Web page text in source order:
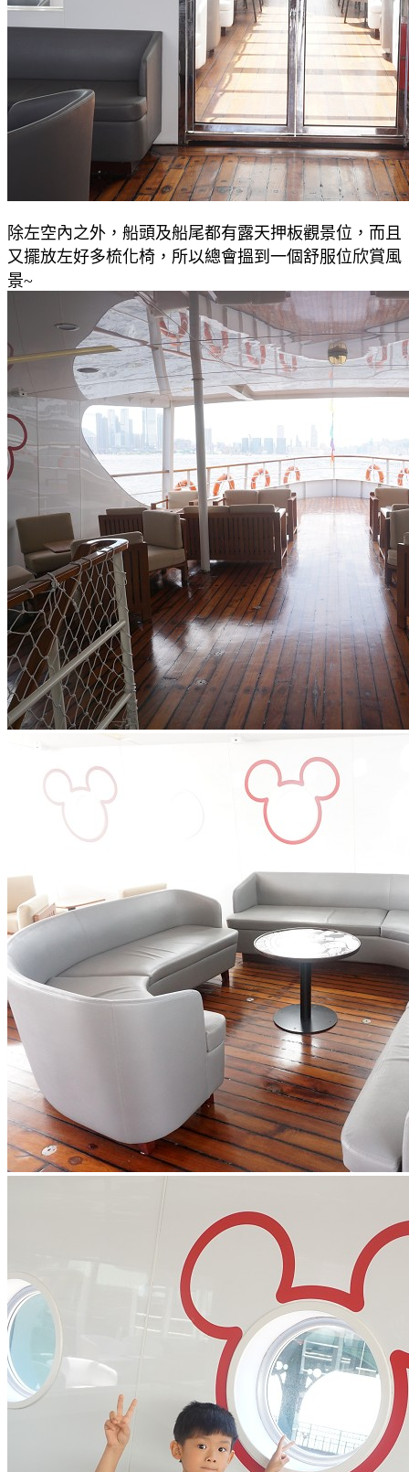
除左空內之外，船頭及船尾都有露天押板觀景位，而且
又擺放左好多梳化椅，所以總會搵到一個舒服位欣賞風
景~